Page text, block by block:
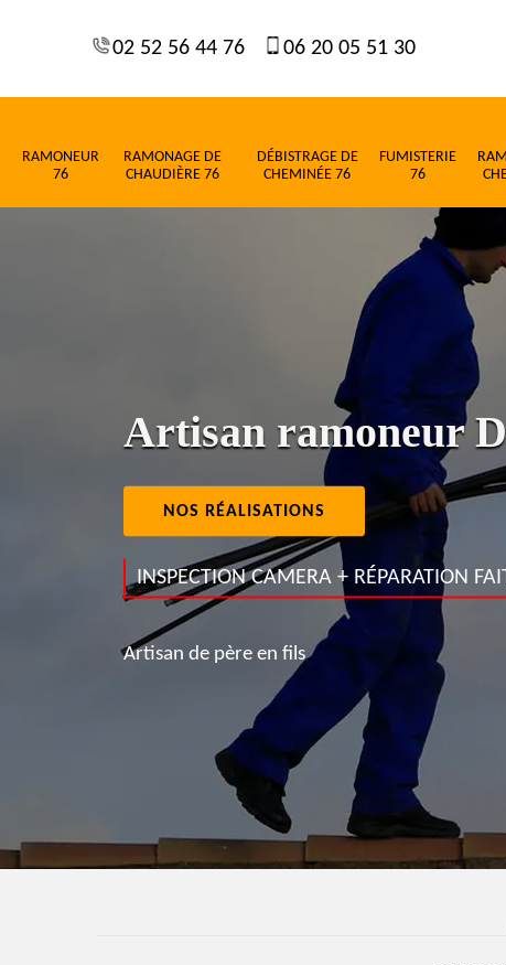
02 52 56 44 76 06 20 05 51 30
RAMONEUR
76
RAMONAGE DE
CHAUDIÈRE 76
DÉBISTRAGE DE
CHEMINÉE 76
FUMISTERIE
76
Artisan ramoneur
NOS RÉALISATIONS
INSPECTION CAMERA + RÉPARATION
Artisan de père en fils